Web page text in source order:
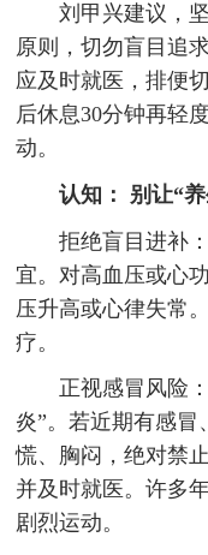
刘甲兴建议，
原则，切勿盲目追
应及时就医，排便
后休息30分钟再轻
动。
认知： 别让“
拒绝盲目进补
宜。对高血压或心
压升高或心律失常
疗。
正视感冒风险
炎”。若近期有感
慌、胸闷，绝对禁
并及时就医。许多
剧烈运动。